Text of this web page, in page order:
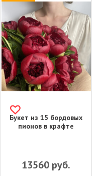
Букет из 15 бордовых
пионов в крафте
13560 руб.